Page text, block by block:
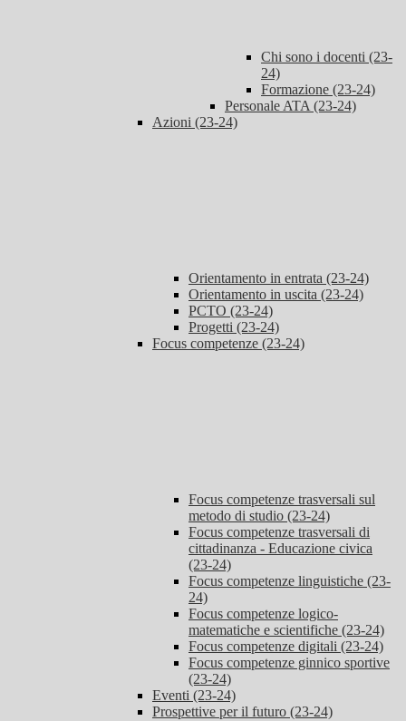
Chi sono i docenti (23-
24)
Formazione (23-24)
Personale ATA (23-24)
Azioni (23-24)
Orientamento in entrata (23-24)
Orientamento in uscita (23-24)
PCTO (23-24)
Progetti (23-24)
Focus competenze (23-24)
Focus competenze trasversali sul
metodo di studio (23-24)
Focus competenze trasversali di
cittadinanza - Educazione civica
(23-24)
Focus competenze linguistiche (23-
24)
Focus competenze logico-
matematiche e scientifiche (23-24)
Focus competenze digitali (23-24)
Focus competenze ginnico sportive
(23-24)
Eventi (23-24)
Prospettive per il futuro (23-24)